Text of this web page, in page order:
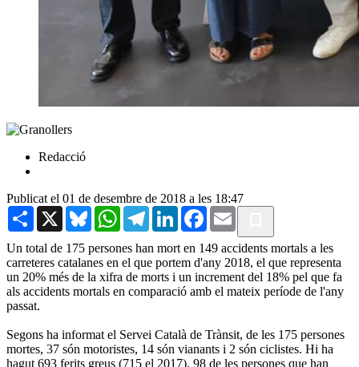
Redacció
Publicat el 01 de desembre de 2018 a les 18:47
Share X BlueskyWhatsAppTelegramLinkedInFacebook
Email
Un total de 175 persones han mort en 149 accidents mortals a les
carreteres catalanes en el que portem d'any 2018, el que representa
un 20% més de la xifra de morts i un increment del 18% pel que fa
als accidents mortals en comparació amb el mateix període de l'any
passat.
Segons ha informat el Servei Català de Trànsit, de les 175 persones
mortes, 37 són motoristes, 14 són vianants i 2 són ciclistes. Hi ha
hagut 693 ferits greus (715 el 2017). 98 de les persones que han